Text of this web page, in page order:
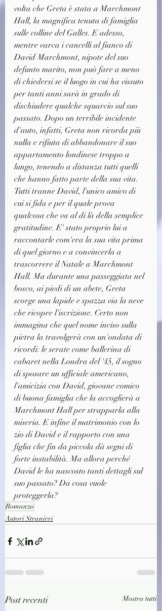
volta che Greta è stata a Marchmont
Hall, la magnifica tenuta di famiglia
sulle colline del Galles. E adesso,
mentre varca i cancelli al fianco di
David Marchmont, nipote del suo
defunto marito, non può fare a meno
di chiedersi se il luogo in cui ha vissuto
per tanti anni sarà in grado di
dischiudere qualche squarcio sul suo
passato. Dopo un terribile incidente
d'auto, infatti, Greta non ricorda più
nulla e rifiuta di abbandonare il suo
appartamento londinese troppo a
lungo, tenendo a distanza tutti quelli
che hanno fatto parte della sua vita.
Tutti tranne David, l'unico amico di
cui si fida e per il quale prova
qualcosa che va al di là della semplice
gratitudine. E' stato proprio lui a
raccontarle com'era la sua vita prima
di quel giorno e a convincerla a
trascorrere il Natale a Marchmont
Hall. Ma durante una passeggiata nel
bosco, ai piedi di un abete, Greta
scorge una lapide e spazza via la neve
che ricopre l'iscrizione. Certo non
immagina che quel nome inciso sulla
pietra la travolgerà con un'ondata di
ricordi: le serate come ballerina di
cabaret nella Londra del '45, il sogno
di sposare un ufficiale americano,
l'amicizia con David, giovane comico
di buona famiglia che la accoglierà a
Marchmont Hall per strapparla alla
miseria. E infine il matrimonio con lo
zio di David e il rapporto con una
figlia che fin da piccola dà segni di
forte instabilità. Ma allora perché
David le ha nascosto tanti dettagli sul
suo passato? Da cosa vuole
proteggerla?
Romanzo
Autori Stranieri
Post recenti Mostra tutti